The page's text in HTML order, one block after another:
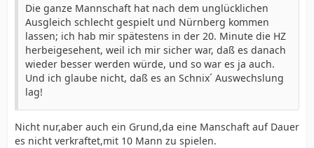
Die ganze Mannschaft hat nach dem unglücklichen
Ausgleich schlecht gespielt und Nürnberg kommen
lassen; ich hab mir spätestens in der 20. Minute die HZ
herbeigesehent, weil ich mir sicher war, daß es danach
wieder besser werden würde, und so war es ja auch.
Und ich glaube nicht, daß es an Schnix´ Auswechslung
lag!
Nicht nur,aber auch ein Grund,da eine Manschaft auf Dauer
es nicht verkraftet,mit 10 Mann zu spielen.